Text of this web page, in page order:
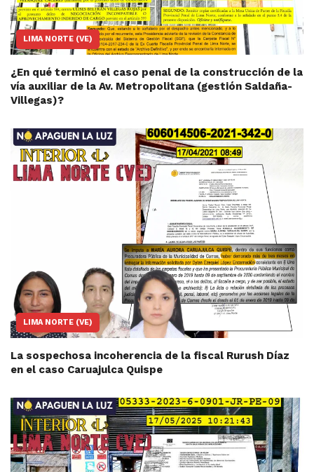
LIMA NORTE (VE)
¿En qué terminó el caso penal de la construcción de la
vía auxiliar de la Av. Metropolitana (gestión Saldaña-
Villegas)?
LIMA NORTE (VE)
La sospechosa incoherencia de la fiscal Rurush Díaz
en el caso Caruajulca Quispe